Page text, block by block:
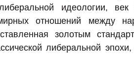
идеологии, век
отношений между
золотым
либеральной